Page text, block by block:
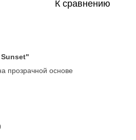
К сравнению
прозрачной основе